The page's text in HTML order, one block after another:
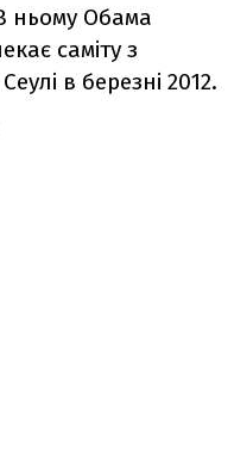
ньому Обама
саміту з
в березні 2012.